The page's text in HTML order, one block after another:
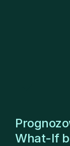
What-If